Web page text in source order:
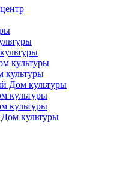
культуры
культуры
Дом культуры
культуры
культуры
Дом культуры